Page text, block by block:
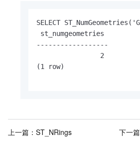
SELECT
st_numgeometries
------------------
                2
(1 row)
上一篇： ST_NRings 下一篇